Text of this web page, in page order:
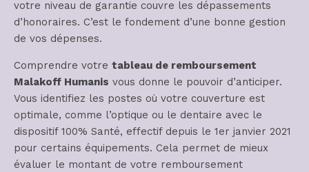
votre niveau de garantie couvre les dépassements
d’honoraires. C’est le fondement d’une bonne gestion
de vos dépenses.
Comprendre votre tableau de remboursement
Malakoff Humanis vous donne le pouvoir d’anticiper.
Vous identifiez les postes où votre couverture est
optimale, comme l’optique ou le dentaire avec le
dispositif 100% Santé, effectif depuis le 1er janvier 2021
pour certains équipements. Cela permet de mieux
évaluer le montant de votre remboursement